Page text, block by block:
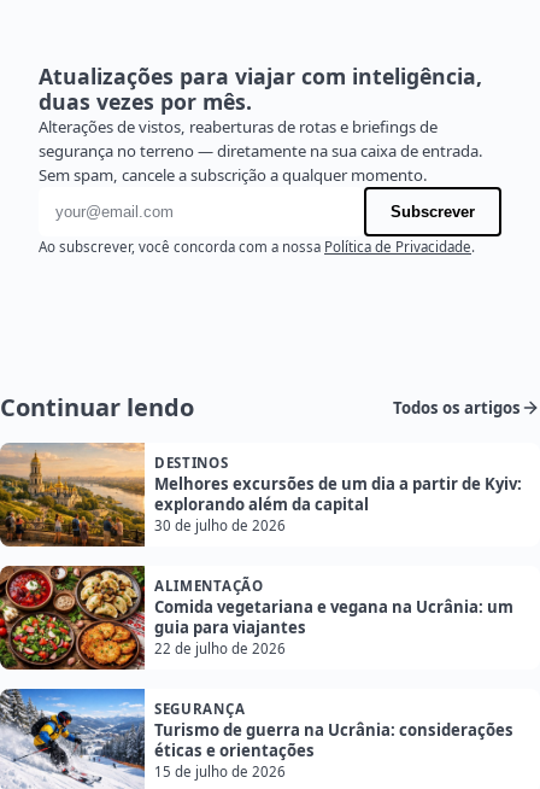
Atualizações para viajar com inteligência,
duas vezes por mês.
Alterações de vistos, reaberturas de rotas e briefings de
segurança no terreno — diretamente na sua caixa de entrada.
Sem spam, cancele a subscrição a qualquer momento.
Endereço de e-mail
Subscrever
Ao subscrever, você concorda com a nossa Política de Privacidade.
Continuar lendo Todos os artigos
DESTINOS
Melhores excursões de um dia a partir de Kyiv:
explorando além da capital
30 de julho de 2026
ALIMENTAÇÃO
Comida vegetariana e vegana na Ucrânia: um
guia para viajantes
22 de julho de 2026
SEGURANÇA
Turismo de guerra na Ucrânia: considerações
éticas e orientações
15 de julho de 2026